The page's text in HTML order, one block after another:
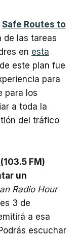
Safe Routes to
de las tareas
en esta
este plan fue
para
para los
a toda la
del tráfico
(103.5 FM)
un
Radio Hour
3 de
a esa
escuchar